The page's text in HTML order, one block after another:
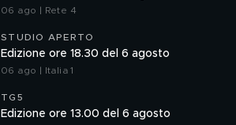
06 ago | Rete 4
STUDIO APERTO
Edizione ore 18.30 del 6 agosto
06 ago | Italia 1
TG5
Edizione ore 13.00 del 6 agosto